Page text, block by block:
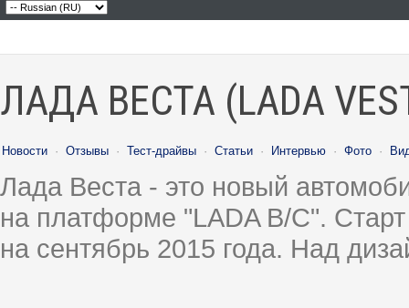
ЛАДА ВЕСТА (LADA
Новости · Отзывы · Тест-драйвы · Статьи · Интервью · Фото ·
Лада Веста - это новый
на платформе "LADA B/C".
на сентябрь 2015 года. Над